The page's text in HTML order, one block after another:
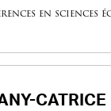
en sciences
CATRICE